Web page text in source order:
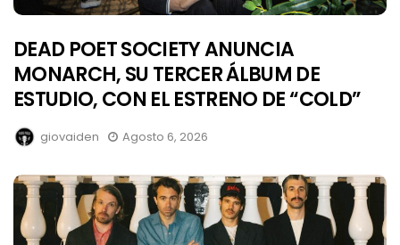
DEAD POET SOCIETY ANUNCIA
MONARCH, SU TERCER ÁLBUM DE
ESTUDIO, CON EL ESTRENO DE “COLD”
giovaiden Agosto 6, 2026